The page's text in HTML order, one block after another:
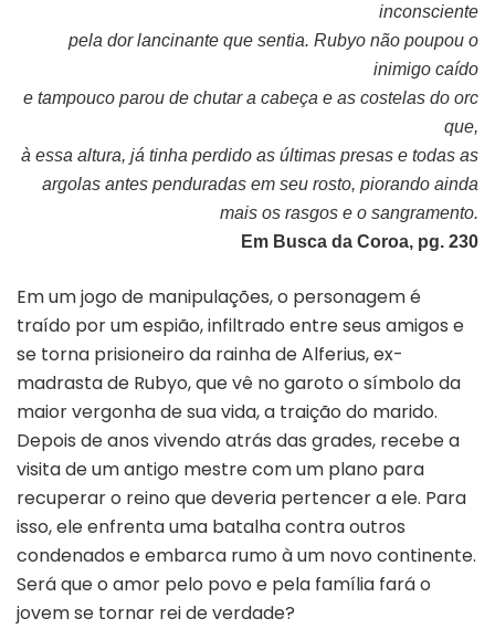
inconsciente
pela dor lancinante que sentia. Rubyo não poupou o
inimigo caído
e tampouco parou de chutar a cabeça e as costelas do orc
que,
à essa altura, já tinha perdido as últimas presas e todas as
argolas antes penduradas em seu rosto, piorando ainda
mais os rasgos e o sangramento.
Em Busca da Coroa, pg. 230
Em um jogo de manipulações, o personagem é
traído por um espião, infiltrado entre seus amigos e
se torna prisioneiro da rainha de Alferius, ex-
madrasta de Rubyo, que vê no garoto o símbolo da
maior vergonha de sua vida, a traição do marido.
Depois de anos vivendo atrás das grades, recebe a
visita de um antigo mestre com um plano para
recuperar o reino que deveria pertencer a ele. Para
isso, ele enfrenta uma batalha contra outros
condenados e embarca rumo à um novo continente.
Será que o amor pelo povo e pela família fará o
jovem se tornar rei de verdade?